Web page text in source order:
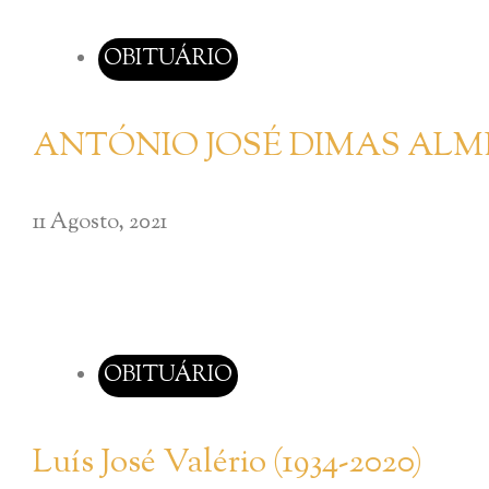
OBITUÁRIO
ANTÓNIO JOSÉ DIMAS
11 Agosto, 2021
OBITUÁRIO
Luís José Valério (1934-2020)